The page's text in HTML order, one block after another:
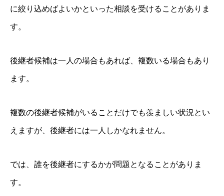
に絞り込めばよいかといった相談を受けることがありま
す。
後継者候補は一人の場合もあれば、複数いる場合もあり
ます。
複数の後継者候補がいることだけでも羨ましい状況とい
えますが、後継者には一人しかなれません。
では、誰を後継者にするかが問題となることがありま
す。